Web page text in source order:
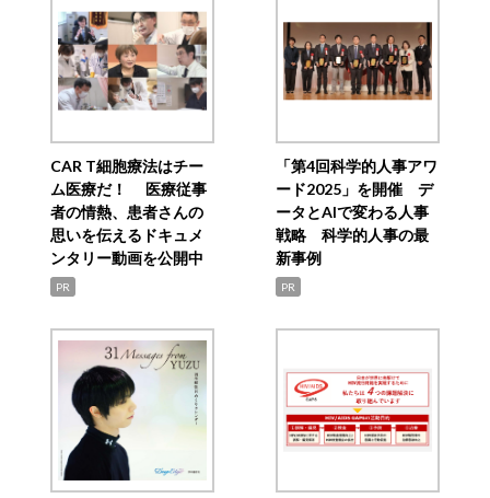
CAR T細胞療法はチー
ム医療だ！ 医療従事
者の情熱、患者さんの
思いを伝えるドキュメ
ンタリー動画を公開中
PR
「第4回科学的人事アワ
ード2025」を開催 デ
ータとAIで変わる人事
戦略 科学的人事の最
新事例
PR